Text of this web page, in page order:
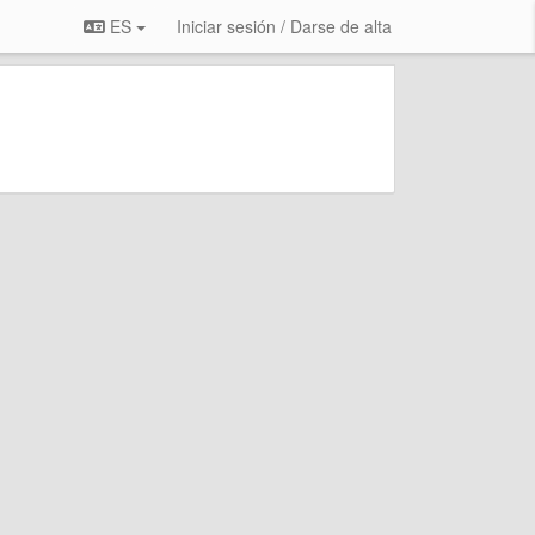
ES Iniciar sesión / Darse de alta